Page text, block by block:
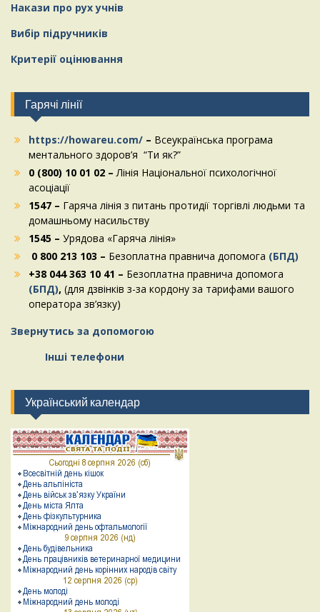
Накази про рух учнів
Вибір підручників
Критерії оцінювання
Гарячі лінії
https://howareu.com/ – Всеукраїнська програма
ментального здоров’я “Ти як?”
0 (800) 10 01 02 –Лінія Національної психологічної
асоціації
1547 – Гаряча лінія з питань протидії торгівлі людьми та
домашньому насильству
1545 – Урядова «Гаряча лінія»
0 800 213 103 – Безоплатна правнича допомога (БПД)
+38 044 363 10 41 – Безоплатна правнича допомога
(БПД), (для дзвінків з-за кордону за тарифами вашого
оператора зв’язку)
Звернутись за допомогою
Інші телефони
Український календар